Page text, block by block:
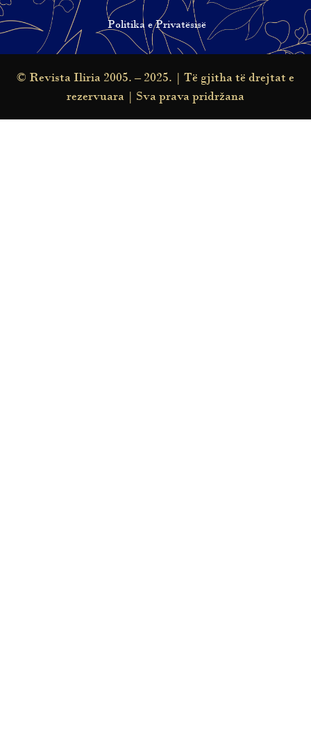
Politika e Privatësisë
© Revista Iliria 2005. – 2025. | Të gjitha të drejtat e
rezervuara | Sva prava pridržana